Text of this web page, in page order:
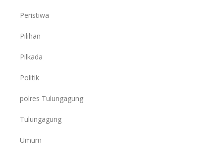
Peristiwa
Pilihan
Pilkada
Politik
polres Tulungagung
Tulungagung
Umum